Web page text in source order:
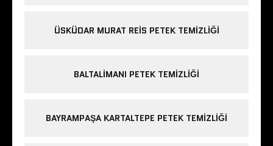
ÜSKÜDAR MURAT REIS PETEK TEMIZLIĞI
BALTALIMANI PETEK TEMIZLIĞI
BAYRAMPAŞA KARTALTEPE PETEK TEMIZLIĞI